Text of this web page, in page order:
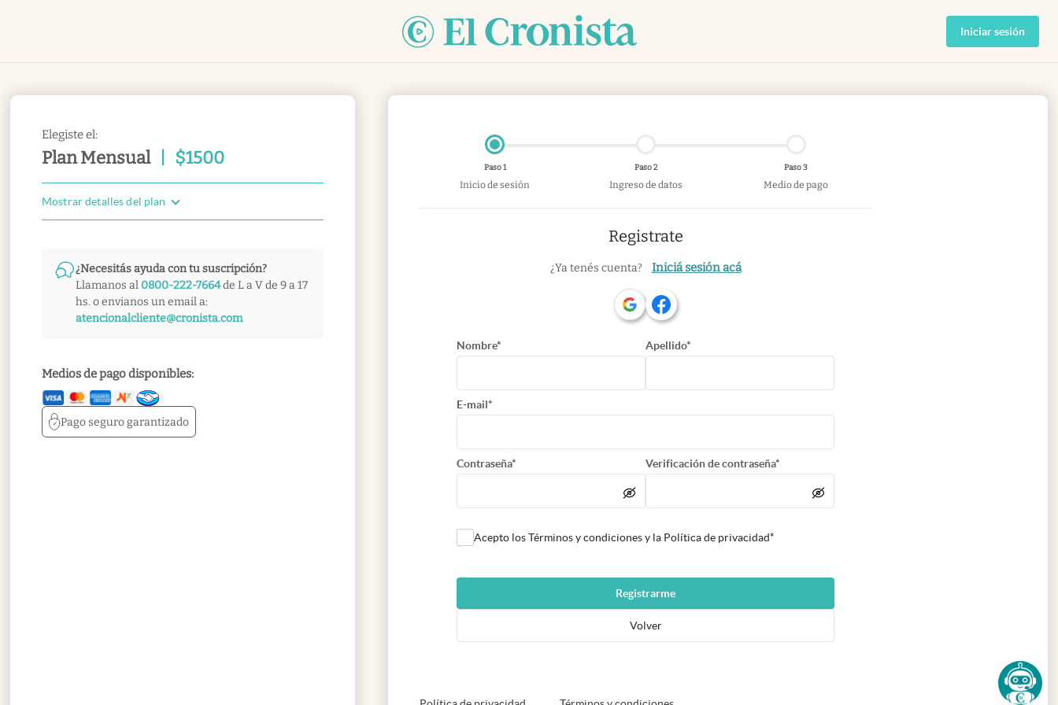
Iniciar sesión
Elegiste el:
Plan Mensual $1500
Mostrar detalles del plan
¿Necesitás ayuda con tu suscripción?
Llamanos al 0800-222-7664de L a V de 9 a 17
hs. o envianos un email a:
atencionalcliente@cronista.com
Medios de pago disponibles:
Pago segurogarantizado
Paso 1
Inicio de sesión
Paso 2
Ingreso de datos
Paso 3
Medio de pago
Registrate
¿Ya tenés cuenta? Iniciá sesión acá
Nombre* Apellido*
E-mail*
Contraseña* Verificación de contraseña*
Acepto los Términos y condiciones y la Política de privacidad*
Registrarme
Volver